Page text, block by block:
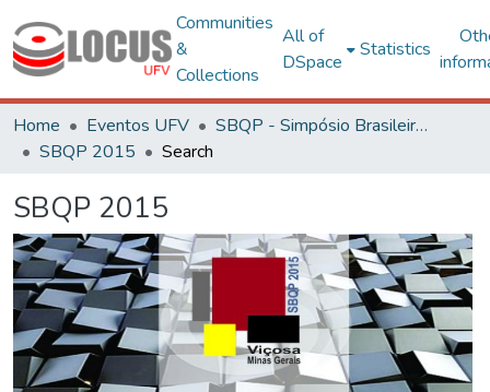
Communities
&
Collections
All of
DSpace
Statistics
Home Eventos UFV
SBQP - Simpósio Brasileiro de Qualidade do Projeto no Ambiente Construído
SBQP 2015
Search
SBQP 2015